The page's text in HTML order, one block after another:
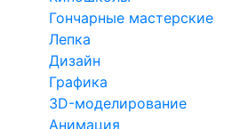
Гончарные мастерские
Лепка
Дизайн
Графика
3D-моделирование
Анимация